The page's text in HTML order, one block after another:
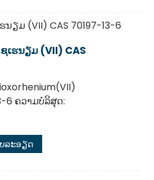
ເຮນຽມ (VII) CAS
6 ຄວາມບໍລິສຸດ:
ລະອຽດ